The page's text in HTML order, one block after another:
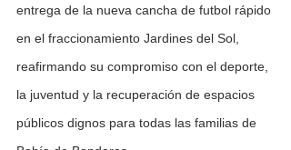
entrega de la nueva cancha de futbol rápido
en el fraccionamiento Jardines del Sol,
reafirmando su compromiso con el deporte,
la juventud y la recuperación de espacios
públicos dignos para todas las familias de